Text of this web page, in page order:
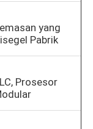
yang
Pabrik
Prosesor